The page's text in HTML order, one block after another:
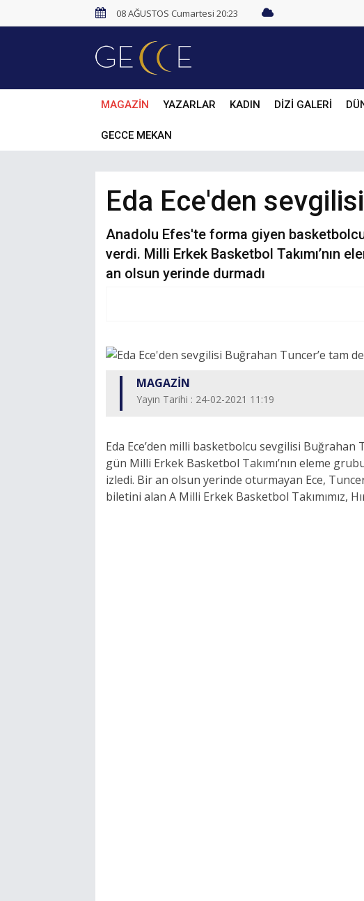
08 AĞUSTOS Cumartesi 20:23
MAGAZİN YAZARLAR KADIN DİZİ GALERİ
GECCE MEKAN
Eda Ece'den
Anadolu Efes'te forma giyen
verdi. Milli Erkek Basketbol Takımı’nın
an olsun yerinde durmadı
MAGAZİN
Yayın Tarihi : 24-02-2021 11:19
Eda Ece’den milli basketbolcu sevgilisi
gün Milli Erkek Basketbol Takımı’nın eleme
izledi. Bir an olsun yerinde oturmayan Ece,
biletini alan A Milli Erkek Basketbol Takımımız,